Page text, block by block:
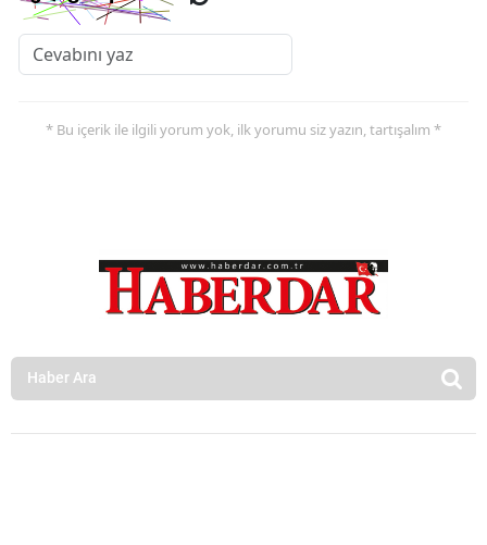
* Bu içerik ile ilgili yorum yok, ilk yorumu siz yazın, tartışalım *